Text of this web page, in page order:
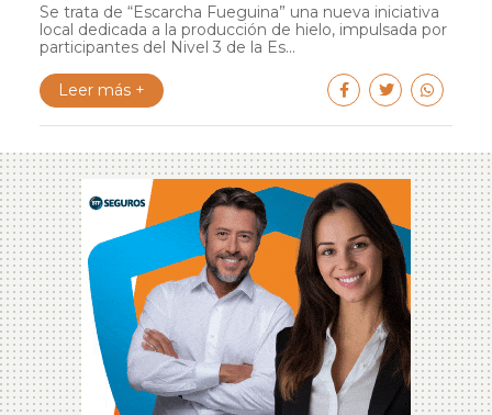
Se trata de “Escarcha Fueguina” una nueva iniciativa
local dedicada a la producción de hielo, impulsada por
participantes del Nivel 3 de la Es...
Leer más +